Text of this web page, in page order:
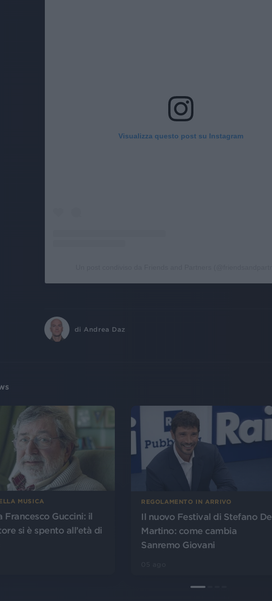
Visualizza questo post su Instagram
di Andrea Daz
MUSICA
Francesco Guccini: il
si è spento all’età di
REGOLAMENTO IN ARRIVO
Il nuovo Festival di Stefano De
Martino: come cambia
Sanremo Giovani